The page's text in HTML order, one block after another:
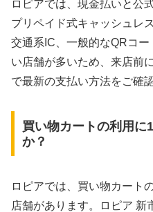
ロピアでは、現金払いと公
プリペイド式キャッシュレ
交通系IC、一般的なQRコ
い店舗が多いため、来店前
で最新の支払い方法をご確
買い物カートの利用に
か？
ロピアでは、買い物カート
店舗があります。ロピア 新